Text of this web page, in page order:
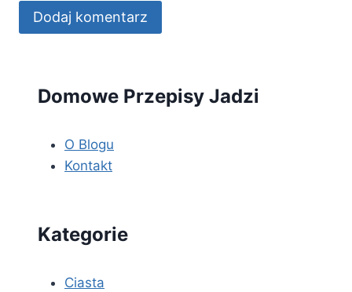
Domowe Przepisy Jadzi
O Blogu
Kontakt
Kategorie
Ciasta